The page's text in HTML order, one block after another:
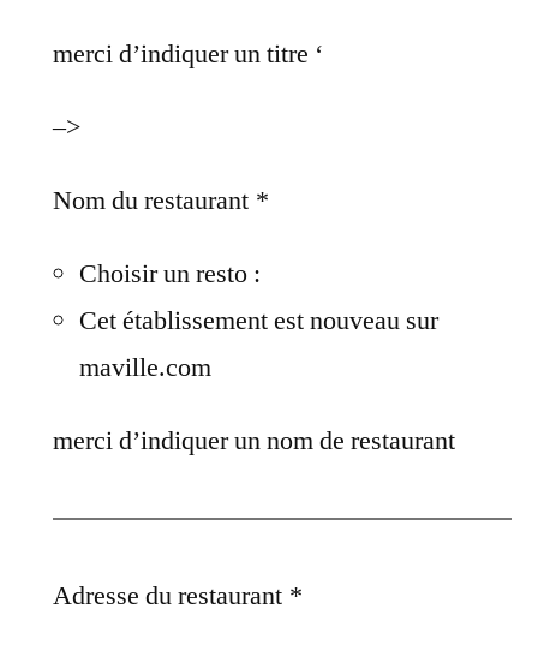
merci d’indiquer un titre ‘
–>
Nom du restaurant *
Choisir un resto :
Cet établissement est nouveau sur
maville.com
merci d’indiquer un nom de restaurant
Adresse du restaurant *